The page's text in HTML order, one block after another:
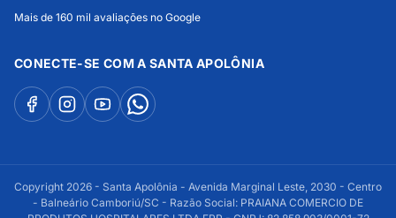
Mais de 160 mil avaliações no Google
CONECTE-SE COM A SANTA APOLÔNIA
Copyright 2026 - Santa Apolônia - Avenida Marginal Leste, 2030 - Centro
- Balneário Camboriú/SC - Razão Social: PRAIANA COMERCIO DE